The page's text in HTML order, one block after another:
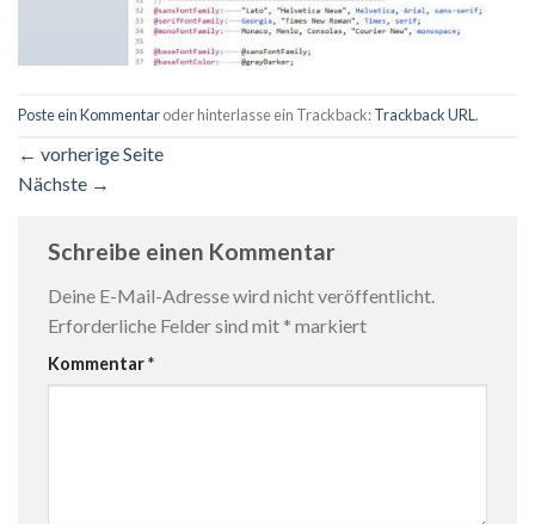
Poste ein Kommentaroder hinterlasse ein Trackback:Trackback URL .
← vorherige Seite
Nächste →
Schreibe einen Kommentar
Deine E-Mail-Adresse wird nicht veröffentlicht.
Erforderliche Felder sind mit * markiert
Kommentar*